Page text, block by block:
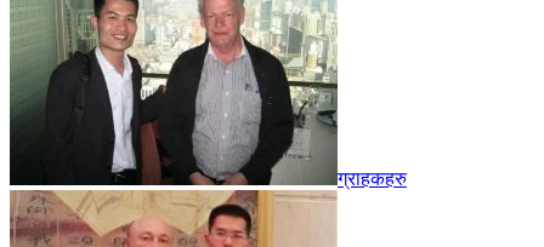
ग्राहकहरु